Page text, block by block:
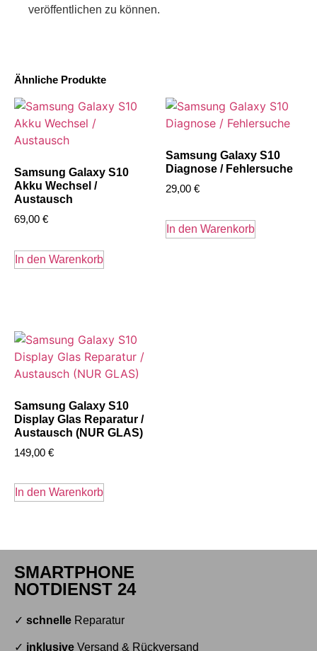
Ähnliche Produkte
Samsung Galaxy S10
Akku Wechsel /
Austausch
69,00 €
In den Warenkorb
Samsung Galaxy S10
Diagnose / Fehlersuche
29,00 €
In den Warenkorb
Samsung Galaxy S10
Display Glas Reparatur /
Austausch (NUR GLAS)
149,00 €
In den Warenkorb
veröffentlichen zu können.
SMARTPHONE
NOTDIENST 24
✓ schnelle Reparatur
✓ inklusive Versand & Rückversand